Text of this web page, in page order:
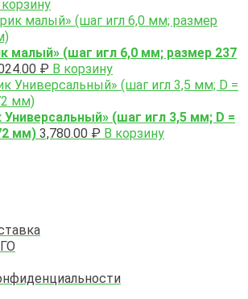
корзину
малый» (шаг игл 6,0 мм; размер 237
₽ В корзину
(шаг игл 3,5 мм; D =
мм) 3,780.00 ₽ В корзину